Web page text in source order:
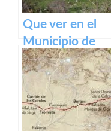
Que ver en el
Municipio de
Gallinero de
Cameros de La
Rioja